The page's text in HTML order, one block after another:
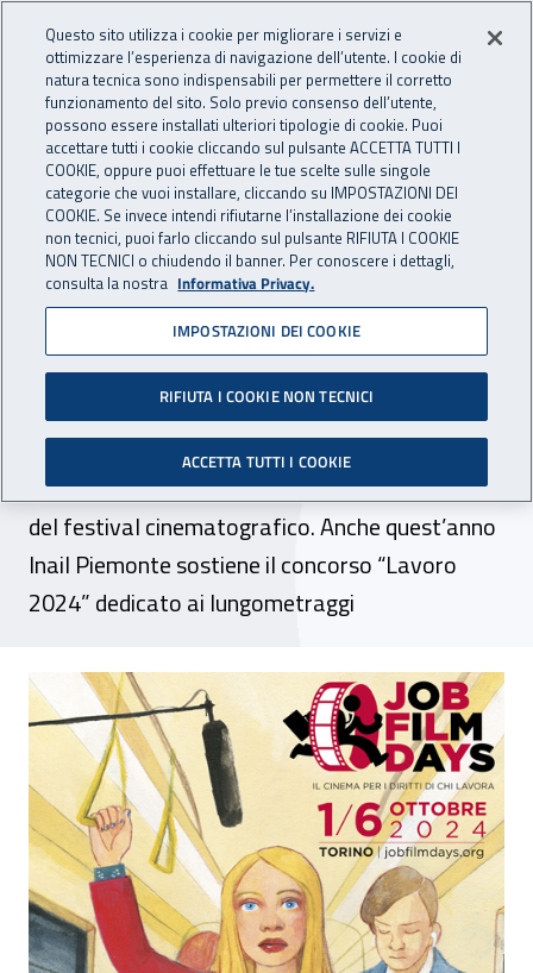
INAIL - Istituto Nazionale
Apri cerca
Navigazione principale
Navigazione - Ti trovi in:
Home Inail comunica News
01 ottobre 2024
Torino, dal 1° al 6 ottobre
tornano i Job film days
Sono oltre 50, con 16 anteprime nazionali e una
assoluta, i film presentati nella quinta edizione
del festival cinematografico. Anche quest’anno
Inail Piemonte sostiene il concorso “Lavoro
2024” dedicato ai lungometraggi
Torino, dal 1° al 6 ottobre tornano i Job
Questo sito utilizza i cookie per migliorare i servizi e
ottimizzare l’esperienza di navigazione dell’utente. I cookie di
natura tecnica sono indispensabili per permettere il corretto
funzionamento del sito. Solo previo consenso dell’utente,
possono essere installati ulteriori tipologie di cookie. Puoi
accettare tutti i cookie cliccando sul pulsante ACCETTA TUTTI I
COOKIE, oppure puoi effettuare le tue scelte sulle singole
categorie che vuoi installare, cliccando su IMPOSTAZIONI DEI
COOKIE. Se invece intendi rifiutarne l’installazione dei cookie
non tecnici, puoi farlo cliccando sul pulsante RIFIUTA I COOKIE
NON TECNICI o chiudendo il banner. Per conoscere i dettagli,
consulta la nostra Informativa Privacy.
IMPOSTAZIONI DEI COOKIE
RIFIUTA I COOKIE NON TECNICI
ACCETTA TUTTI I COOKIE